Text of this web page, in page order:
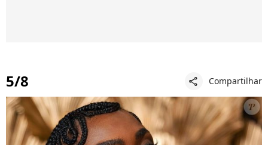
5/8 share Compartilhar